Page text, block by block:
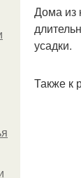
Дома из
усадки.
Также к